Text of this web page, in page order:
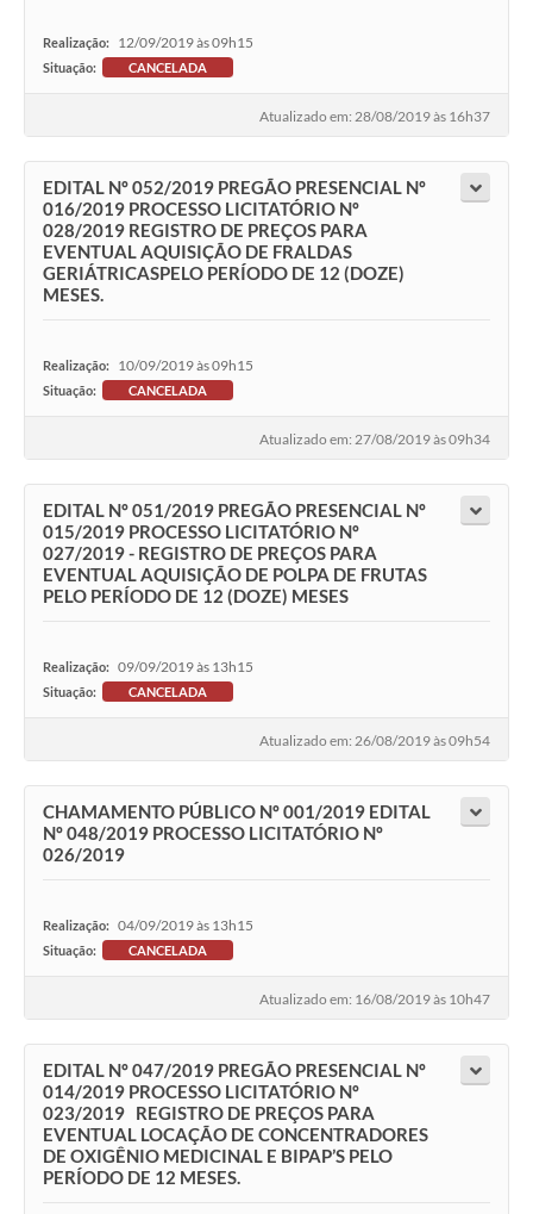
Realização: 12/09/2019 às 09h15
Situação: CANCELADA
Atualizado em: 28/08/2019 às 16h37
EDITAL Nº 052/2019 PREGÃO PRESENCIAL Nº
016/2019 PROCESSO LICITATÓRIO Nº
028/2019 REGISTRO DE PREÇOS PARA
EVENTUAL AQUISIÇÃO DE FRALDAS
GERIÁTRICASPELO PERÍODO DE 12 (DOZE)
MESES.
Realização: 10/09/2019 às 09h15
Situação: CANCELADA
Atualizado em: 27/08/2019 às 09h34
EDITAL Nº 051/2019 PREGÃO PRESENCIAL Nº
015/2019 PROCESSO LICITATÓRIO Nº
027/2019 - REGISTRO DE PREÇOS PARA
EVENTUAL AQUISIÇÃO DE POLPA DE FRUTAS
PELO PERÍODO DE 12 (DOZE) MESES
Realização: 09/09/2019 às 13h15
Situação: CANCELADA
Atualizado em: 26/08/2019 às 09h54
CHAMAMENTO PÚBLICO Nº 001/2019 EDITAL
Nº 048/2019 PROCESSO LICITATÓRIO Nº
026/2019
Realização: 04/09/2019 às 13h15
Situação: CANCELADA
Atualizado em: 16/08/2019 às 10h47
EDITAL Nº 047/2019 PREGÃO PRESENCIAL Nº
014/2019 PROCESSO LICITATÓRIO Nº
023/2019 REGISTRO DE PREÇOS PARA
EVENTUAL LOCAÇÃO DE CONCENTRADORES
DE OXIGÊNIO MEDICINAL E BIPAP’S PELO
PERÍODO DE 12 MESES.